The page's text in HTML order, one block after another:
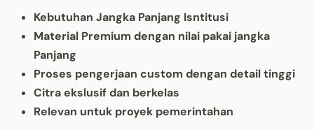
Kebutuhan Jangka Panjang Isntitusi
Material Premium dengan nilai pakai jangka
Panjang
Proses pengerjaan custom dengan detail tinggi
Citra ekslusif dan berkelas
Relevan untuk proyek pemerintahan